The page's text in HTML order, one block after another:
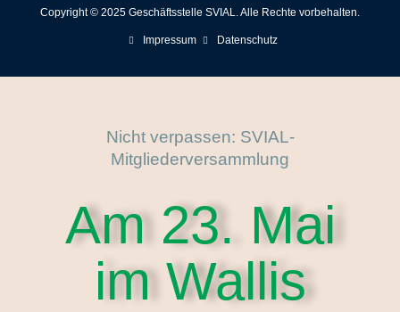
Copyright © 2025 Geschäftsstelle SVIAL. Alle Rechte vorbehalten.
Impressum Datenschutz
Nicht verpassen: SVIAL-
Mitgliederversammlung
Am 23. Mai
im Wallis